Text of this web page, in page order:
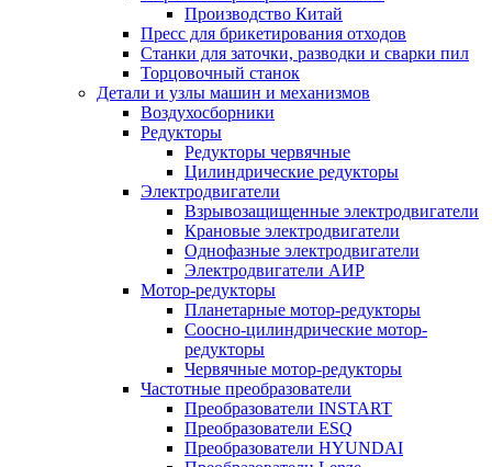
Производство Китай
Пресс для брикетирования отходов
Станки для заточки, разводки и сварки пил
Торцовочный станок
Детали и узлы машин и механизмов
Воздухосборники
Редукторы
Редукторы червячные
Цилиндрические редукторы
Электродвигатели
Взрывозащищенные электродвигатели
Крановые электродвигатели
Однофазные электродвигатели
Электродвигатели АИР
Мотор-редукторы
Планетарные мотор-редукторы
Соосно-цилиндрические мотор-
редукторы
Червячные мотор-редукторы
Частотные преобразователи
Преобразователи INSTART
Преобразователи ESQ
Преобразователи HYUNDAI